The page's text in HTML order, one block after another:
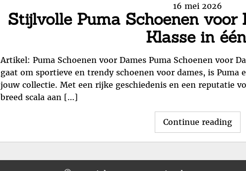
Posted
on
16 mei 2026
Stijlvolle Puma Schoenen voor
Klasse in
Artikel: Puma Schoenen voor Dames Puma Schoenen voor
gaat om sportieve en trendy schoenen voor dames, is
jouw collectie. Met een rijke geschiedenis en een reputatie
breed scala aan […]
Continue reading